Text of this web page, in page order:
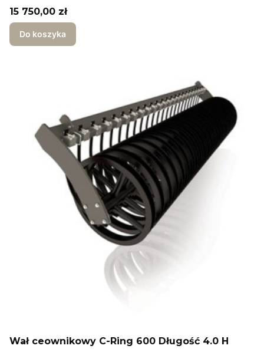
Cena
15 750,00 zł
Do koszyka
Wał ceownikowy C-Ring 600 Długość 4.0 H